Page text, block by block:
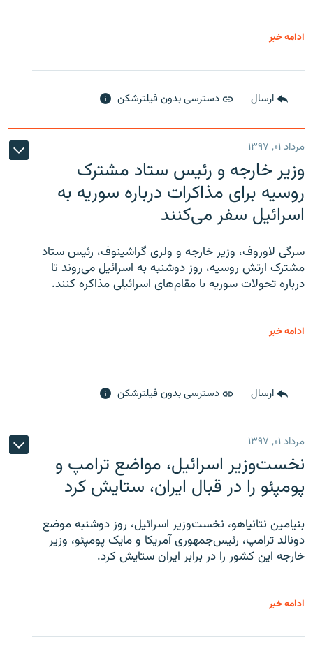
ادامه خبر
ارسال دسترسی بدون فیلترشکن
مرداد ۰۱, ۱۳۹۷
وزیر خارجه و رئیس‌ ستاد مشترک
روسیه برای مذاکرات درباره سوریه به
اسرائیل سفر می‌کنند
سرگی لاوروف، وزیر خارجه و ولری گراشینوف، رئیس ستاد
مشترک ارتش روسیه، روز دوشنبه به اسرائیل می‌روند تا
درباره تحولات سوریه با مقام‌های اسرائیلی مذاکره کنند.
ادامه خبر
ارسال دسترسی بدون فیلترشکن
مرداد ۰۱, ۱۳۹۷
نخست‌وزیر اسرائیل، مواضع ترامپ و
پومپئو را در قبال ایران، ستایش کرد
بنیامین نتانیاهو، نخست‌وزیر اسرائیل، روز دوشنبه موضع
دونالد ترامپ، رئیس‌جمهوری آمریکا و مایک پومپئو، وزیر
خارجه این کشور را در برابر ایران ستایش کرد.
ادامه خبر